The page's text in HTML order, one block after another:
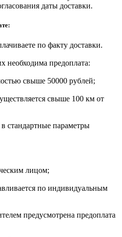
даты доставки.
по факту доставки.
необходима предоплата:
свыше 50000 рублей;
свыше 100 км от
стандартные параметры
лицом;
по индивидуальным
предусмотрена предоплата